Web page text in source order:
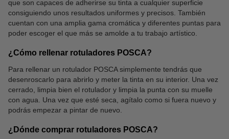
Bloc de notas Rotuladores tela
que son capaces de adherirse su tinta a cualquier superficie
consiguiendo unos resultados uniformes y precisos. También
cuentan con una amplia gama cromática y diferentes puntas para
poder escoger el que más se amolde a tu trabajo artístico.
¿Cómo rellenar rotuladores POSCA?
Para rellenar un rotulador POSCA simplemente tendrás que
desenroscarlo para abrirlo y meter la tinta en su interior. Una vez
cerrado, limpia bien el rotulador y limpia la punta con su muelle
con agua. Una vez que esté seca, agítalo como si fuera nuevo y
podrás empezar a pintar de nuevo.
¿Dónde comprar rotuladores POSCA?